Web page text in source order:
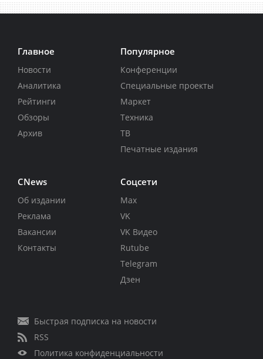
Главное
Новости
Аналитика
Рейтинги
Обзоры
Архив
Популярное
Конференции
Специальные проекты
Маркет
Техника
ТВ
Печатные издания
CNews
Об издании
Реклама
Вакансии
Контакты
Соцсети
Max
VK
VK Видео
Rutube
Telegram
Дзен
Быстрая подписка на новости
RSS
Политика конфиденциальности